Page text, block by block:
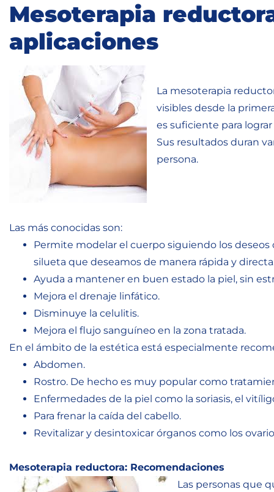
Mesoterapia
aplicaciones
La mesoterapia
visibles desde la
es suficiente para
Sus resultados duran
persona.
Las más conocidas son:
Permite modelar el cuerpo siguiendo los
silueta que deseamos de manera rápida y
Ayuda a mantener en buen estado la piel, sin
Mejora el drenaje linfático.
Disminuye la celulitis.
Mejora el flujo sanguíneo en la zona tratada.
En el ámbito de la estética está especialmente
Abdomen.
Rostro. De hecho es muy popular como
Enfermedades de la piel como la soriasis, el
Para frenar la caída del cabello.
Revitalizar y desintoxicar órganos como los
Mesoterapia reductora: Recomendaciones
Las personas que